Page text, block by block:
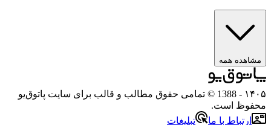
مشاهده همه
۱۴۰۵
- 1388 © تمامی حقوق مطالب و قالب برای سایت پاتوق‌یو
محفوظ است.
ارتباط با ما
تبلیغات